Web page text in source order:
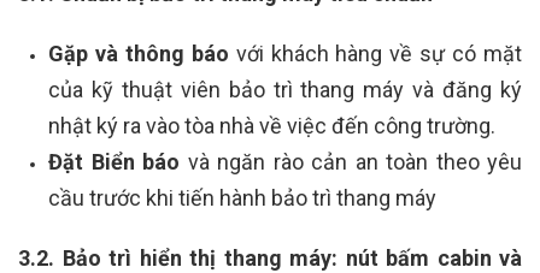
Gặp và thông báo với khách hàng về sự có mặt
của kỹ thuật viên bảo trì thang máy và đăng ký
nhật ký ra vào tòa nhà về việc đến công trường.
Đặt Biển báo và ngăn rào cản an toàn theo yêu
cầu trước khi tiến hành bảo trì thang máy
3.2. Bảo trì hiển thị thang máy: nút bấm cabin và